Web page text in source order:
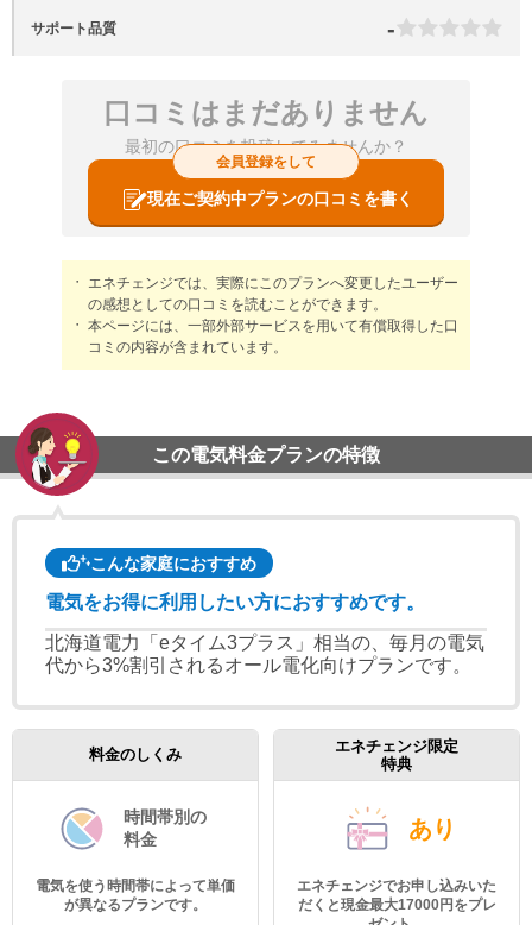
サポート品質 -
口コミはまだありません
最初の口コミを投稿してみませんか？
会員登録をして
現在ご契約中プランの口コミを書く
エネチェンジでは、実際にこのプランへ変更したユーザー
の感想としての口コミを読むことができます。
本ページには、一部外部サービスを用いて有償取得した口
コミの内容が含まれています。
この電気料金プランの特徴
こんな家庭におすすめ
電気をお得に利用したい方におすすめです。
北海道電力「eタイム3プラス」相当の、毎月の電気
代から3%割引されるオール電化向けプランです。
料金のしくみ
時間帯別の
料金
電気を使う時間帯によって単価
が異なるプランです。
エネチェンジ限定
特典
あり
エネチェンジでお申し込みいた
だくと現金最大17000円をプレ